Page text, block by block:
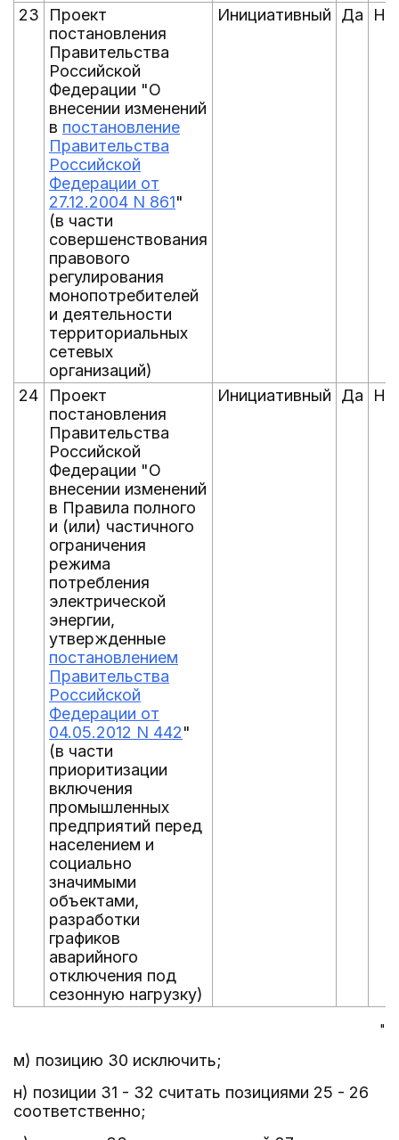
23
Проект
постановления
Правительства
Российской
Федерации "О
внесении изменений
в постановление
Правительства
Российской
Федерации от
27.12.2004 N 861"
(в части
совершенствования
правового
регулирования
монопотребителей
и деятельности
территориальных
сетевых
организаций)
Инициативный Да
24
Проект
постановления
Правительства
Российской
Федерации "О
внесении изменений
в Правила полного
и (или) частичного
ограничения
режима
потребления
электрической
энергии,
утвержденные
постановлением
Правительства
Российской
Федерации от
04.05.2012 N 442"
(в части
приоритизации
включения
промышленных
предприятий перед
населением и
социально
значимыми
объектами,
разработки
графиков
аварийного
отключения под
сезонную нагрузку)
Инициативный Да
"
м) позицию 30 исключить;
н) позиции 31 - 32 считать позициями 25 - 26
соответственно;